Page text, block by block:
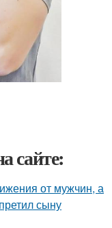
сайте:
от мужчин, а
сыну